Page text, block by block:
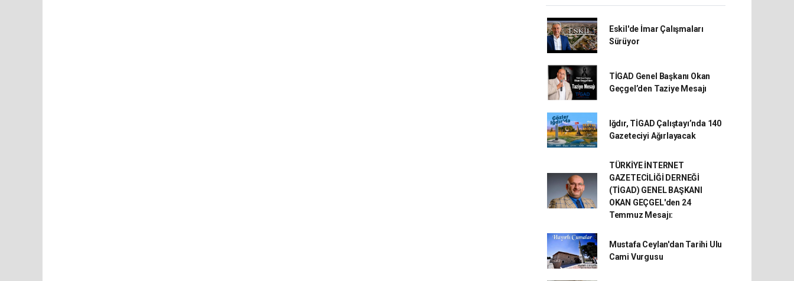
Eskil'de İmar Çalışmaları
Sürüyor
TİGAD Genel Başkanı Okan
Geçgel’den Taziye Mesajı
Iğdır, TİGAD Çalıştayı’nda 140
Gazeteciyi Ağırlayacak
TÜRKİYE İNTERNET
GAZETECİLİĞİ DERNEĞİ
(TİGAD) GENEL BAŞKANI
OKAN GEÇGEL'den 24
Temmuz Mesajı:
Mustafa Ceylan'dan Tarihi Ulu
Cami Vurgusu